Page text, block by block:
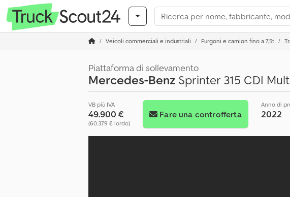
Veicoli commerciali e industriali Furgoni e camion fino a 7,5t
Piattaforma di sollevamento
Mercedes-Benz Sprinter 315 CDI
VB più IVA
49.900 €
(60.379 € lordo)
Fare una controfferta
Anno di
2022